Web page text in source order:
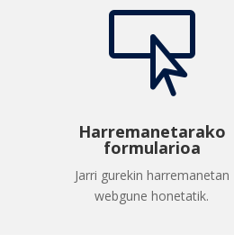

Harremanetarako
formularioa
Jarri gurekin harremanetan
webgune honetatik.